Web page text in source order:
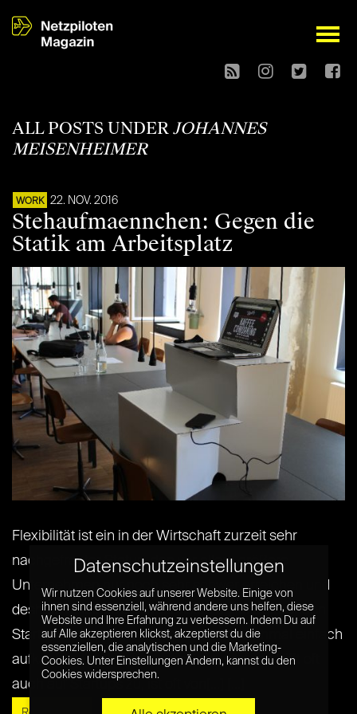
open
ALL POSTS UNDERJOHANNES
MEISENHEIMER
WORK 22. NOV. 2016
Stehaufmaennchen: Gegen die
Statik am Arbeitsplatz
Flexibilität ist ein in der Wirtschaft zurzeit sehr
nachgefragter Status, den vor allem größere
Unternehmen nur noch sehr schwer erreichen und
deshalb neidisch auf wesentlich agiler agierenden
Startups schauen, bevor sie dann manchmal einfach
aufkaufen. Doch wie wir arbeiten, und das trifft oft
auch auf Startups zu, ist oft von[...] [...]
Datenschutzeinstellungen
Wir nutzen Cookies auf unserer Website. Einige von
ihnen sind essenziell, während andere uns helfen, diese
Website und Ihre Erfahrung zu verbessern. Indem Du auf
auf Alle akzeptieren klickst, akzeptierst du die
essenziellen, die analytischen und die Marketing-
Cookies. Unter Einstellungen Ändern, kannst du den
Cookies widersprechen.